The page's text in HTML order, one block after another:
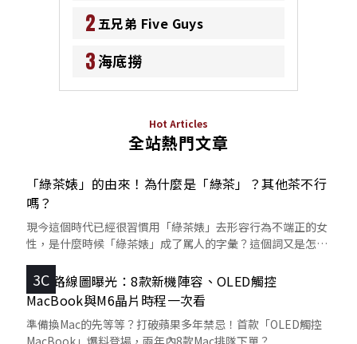
2 五兄弟 Five Guys
3海底撈
Hot Articles
全站熱門文章
「綠茶婊」的由來！為什麼是「綠茶」？其他茶不行
嗎？
現今這個時代已經很習慣用「綠茶婊」去形容行為不端正的女
性，是什麼時候「綠茶婊」成了罵人的字彙？這個詞又是怎麼
3C
蘋果路線圖曝光：8款新機陣容、OLED觸控
MacBook與M6晶片時程一次看
準備換Mac的先等等？打破蘋果多年禁忌！首款「OLED觸控
MacBook」爆料登場，兩年內8款Mac排隊下單？